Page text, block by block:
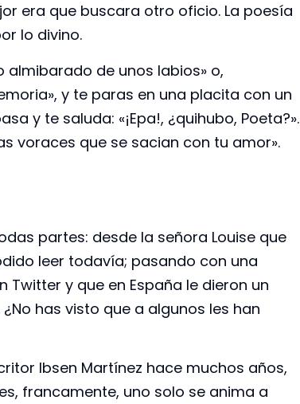
era que buscara otro oficio. La poesía
lo divino.
almibarado de unos labios» o,
y te paras en una placita con un
y te saluda: «¡Epa!, ¿quihubo, Poeta?».
voraces que se sacian con tu amor».
partes: desde la señora Louise que
leer todavía; pasando con una
y que en España le dieron un
has visto que a algunos les han
Ibsen Martínez hace muchos años,
francamente, uno solo se anima a